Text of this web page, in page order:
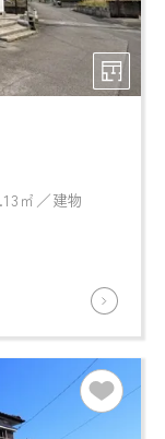
㎡／建物